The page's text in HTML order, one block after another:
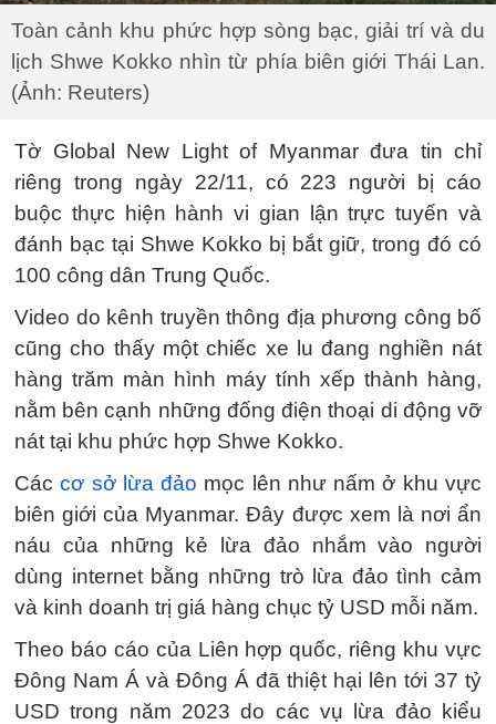
Toàn cảnh khu phức hợp sòng bạc, giải trí và du
lịch Shwe Kokko nhìn từ phía biên giới Thái Lan.
(Ảnh: Reuters)
Tờ Global New Light of Myanmar đưa tin chỉ
riêng trong ngày 22/11, có 223 người bị cáo
buộc thực hiện hành vi gian lận trực tuyến và
đánh bạc tại Shwe Kokko bị bắt giữ, trong đó có
100 công dân Trung Quốc.
Video do kênh truyền thông địa phương công bố
cũng cho thấy một chiếc xe lu đang nghiền nát
hàng trăm màn hình máy tính xếp thành hàng,
nằm bên cạnh những đống điện thoại di động vỡ
nát tại khu phức hợp Shwe Kokko.
Cáccơ sở lừa đảo mọc lên như nấm ở khu vực
biên giới của Myanmar. Đây được xem là nơi ẩn
náu của những kẻ lừa đảo nhắm vào người
dùng internet bằng những trò lừa đảo tình cảm
và kinh doanh trị giá hàng chục tỷ USD mỗi năm.
Theo báo cáo của Liên hợp quốc, riêng khu vực
Đông Nam Á và Đông Á đã thiệt hại lên tới 37 tỷ
USD trong năm 2023 do các vụ lừa đảo kiểu